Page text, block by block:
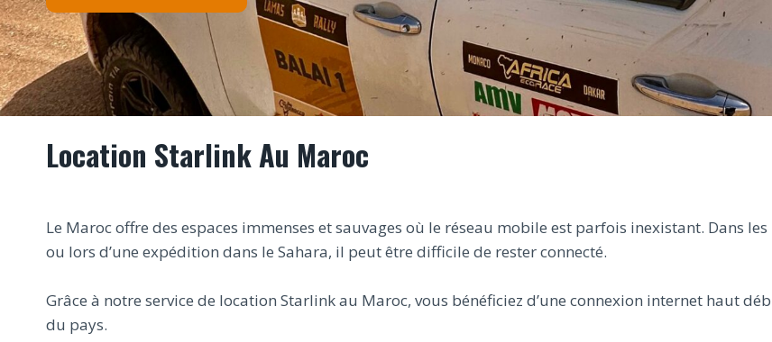
Location Starlink Au Maroc
Le Maroc offre des espaces immenses et sauvages où le réseau mobile est parfois inexistant. Dans
ou lors d’une expédition dans le Sahara, il peut être difficile de rester connecté.
Grâce à notre service de location Starlink au Maroc, vous bénéficiez d’une connexion internet haut
du pays.